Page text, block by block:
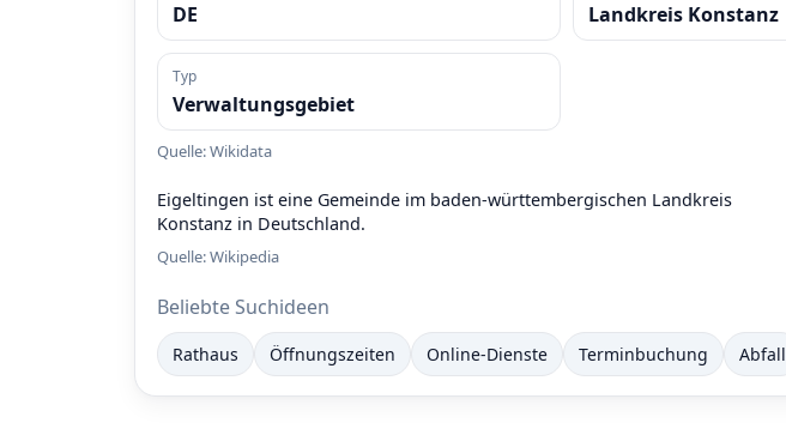
DE Landkreis Konstanz
Typ
Verwaltungsgebiet
Quelle: Wikidata
Eigeltingen ist eine Gemeinde im baden-württembergischen Landkreis
Konstanz in Deutschland.
Quelle:Wikipedia
Beliebte Suchideen
Rathaus Öffnungszeiten Online-Dienste Terminbuchung Abfall